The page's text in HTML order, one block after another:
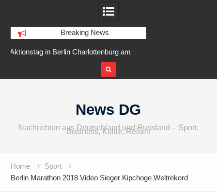
Breaking News
IFA 2026 Audio wird größer,
internationaler und vielfältiger
News DG
Nachrichten aus Deutschland und Russland – Sport,
Business, Kultur, Reisen
Home
Sport
Berlin Marathon 2018 Video Sieger Kipchoge Weltrekord